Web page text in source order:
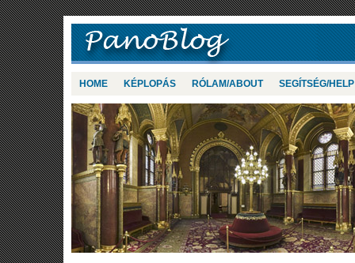
HOME KÉPLOPÁS RÓLAM/ABOUT SEGÍTSÉG/HELP